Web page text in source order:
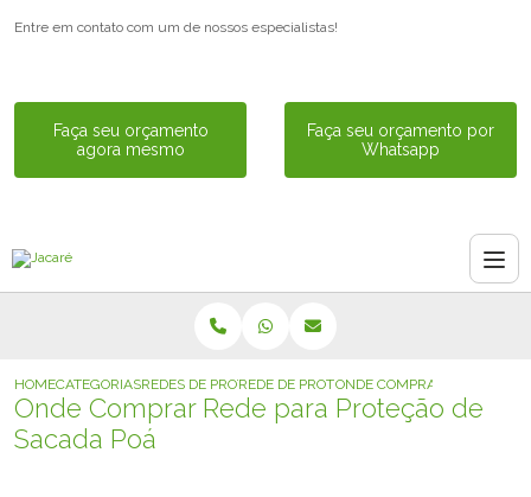
Entre em contato com um de nossos especialistas!
Faça seu orçamento
agora mesmo
Faça seu orçamento por
Whatsapp
HOMECATEGORIASREDES DE PROTECAOREDE DE PROTECAO DE CACHORRO
ONDE COMPRAR REDE PARA
Onde Comprar Rede para Proteção de
Sacada Poá